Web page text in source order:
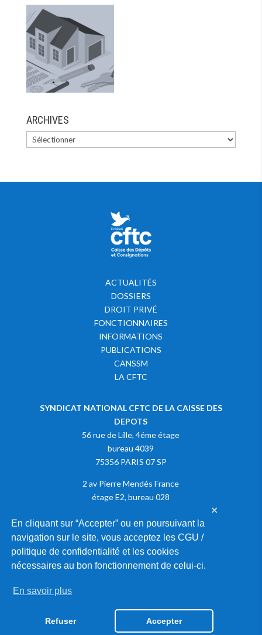
En cliquant sur “Accepter” ou en poursuivant la
navigation sur le site, vous acceptez les CGU /
politique de confidentialité et les cookies
nécessaires au bon fonctionnement de celui-ci.
En savoir plus
Refuser Accepter
✕
ARCHIVES
ACTUALITÉS
DOSSIERS
DROIT PRIVÉ
FONCTIONNAIRES
INFORMATIONS
PUBLICATIONS
CANSSM
LA CFTC
SYNDICAT NATIONAL CFTC DE LA CAISSE DES
DEPOTS
56 rue de Lille, 4éme étage
bureau 4039
75356 PARIS 07 SP
2 av Pierre Mendés France
étage E2, bureau 028
Adhérer à la CFTC
MENTIONS LÉGALES
GESTION DES COOKIES